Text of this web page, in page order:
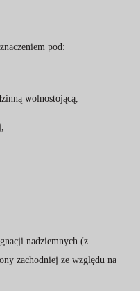
pod:
wolnostojącą,
nadziemnych (z
zachodniej ze względu na